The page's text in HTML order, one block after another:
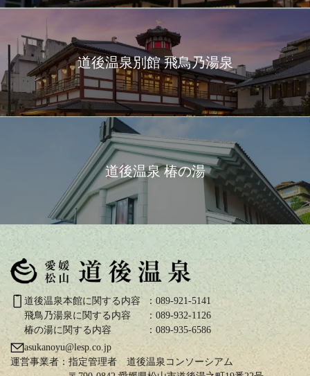
道後温泉別館 飛鳥乃湯泉
道後温泉 椿の湯
道後温泉本館に関する内容
：089-921-5141
飛鳥乃湯泉に関する内容
：089-932-1126
椿の湯に関する内容
：089-935-6586
asukanoyu@lesp.co.jp
運営事業者：指定管理者 道後温泉コンソーシアム